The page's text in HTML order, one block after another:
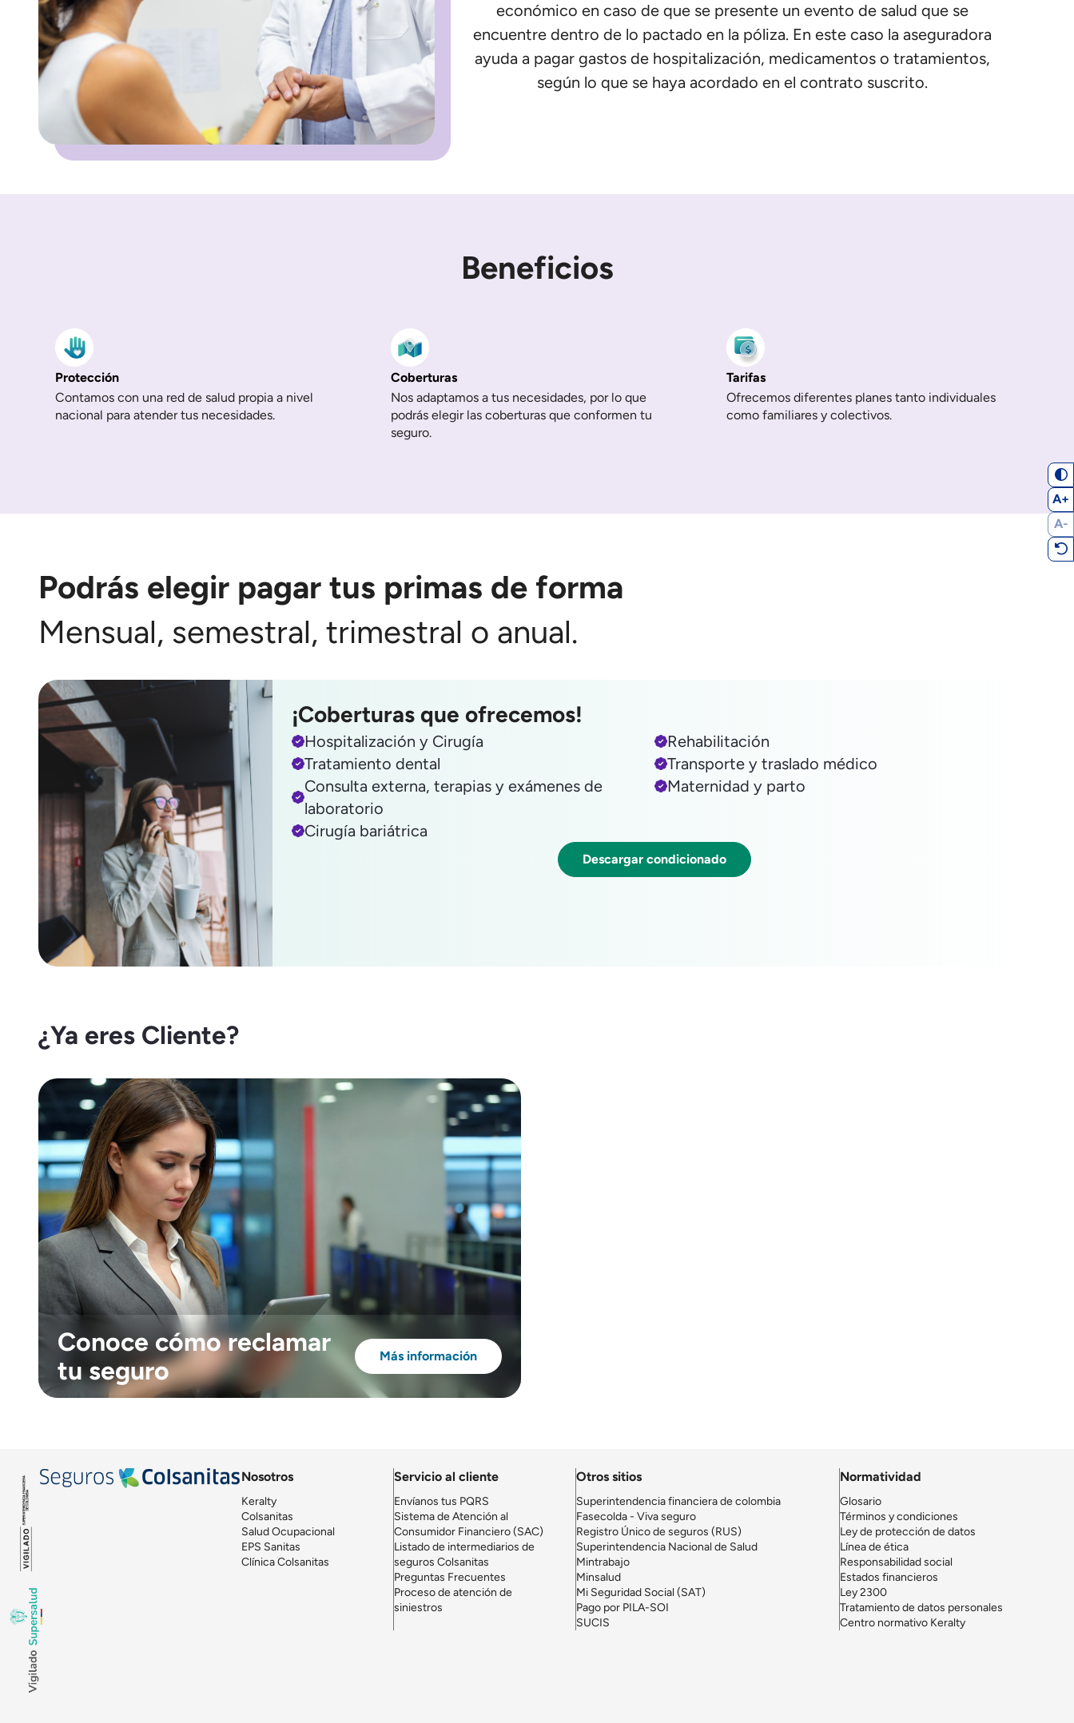
económico en caso de que se presente un evento de salud que se
encuentre dentro de lo pactado en la póliza. En este caso la aseguradora
ayuda a pagar gastos de hospitalización, medicamentos o tratamientos,
según lo que se haya acordado en el contrato suscrito.
Beneficios
Protección
Contamos con una red de salud propia a nivel
nacional para atender tus necesidades.
Coberturas
Nos adaptamos a tus necesidades, por lo que
podrás elegir las coberturas que conformen tu
seguro.
Tarifas
Ofrecemos diferentes planes tanto individuales
como familiares y colectivos.
Podrás elegir pagar tus primas de forma
Mensual, semestral, trimestral o anual.
¡Coberturas que ofrecemos!
Hospitalización y Cirugía
Tratamiento dental
Consulta externa, terapias y exámenes de
laboratorio
Cirugía bariátrica
Rehabilitación
Transporte y traslado médico
Maternidad y parto
Descargar condicionado
¿Ya eres Cliente?
Conoce cómo reclamar
tu seguro
Más información
Nosotros
Keralty
Colsanitas
Salud Ocupacional
EPS Sanitas
Clínica Colsanitas
Servicio al cliente
Envíanos tus PQRS
Sistema de Atención al
Consumidor Financiero (SAC)
Listado de intermediarios de
seguros Colsanitas
Preguntas Frecuentes
Proceso de atención de
siniestros
Otros sitios
Superintendencia financiera de colombia
Fasecolda - Viva seguro
Registro Único de seguros (RUS)
Superintendencia Nacional de Salud
Mintrabajo
Minsalud
Mi Seguridad Social (SAT)
Pago por PILA-SOI
SUCIS
Normatividad
Glosario
Términos y condiciones
Ley de protección de datos
Línea de ética
Responsabilidad social
Estados financieros
Ley 2300
Tratamiento de datos personales
Centro normativo Keralty
A+
A-